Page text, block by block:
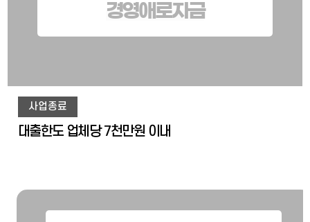
경영애로자금
사업종료
대출한도 업체당 7천만원 이내